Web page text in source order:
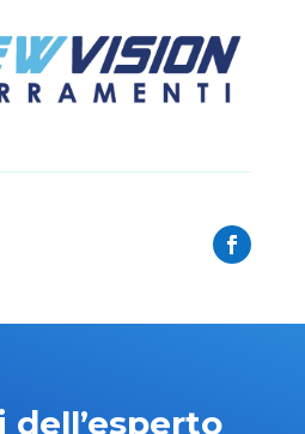
dell’esperto